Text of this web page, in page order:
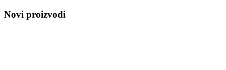
Novi proizvodi